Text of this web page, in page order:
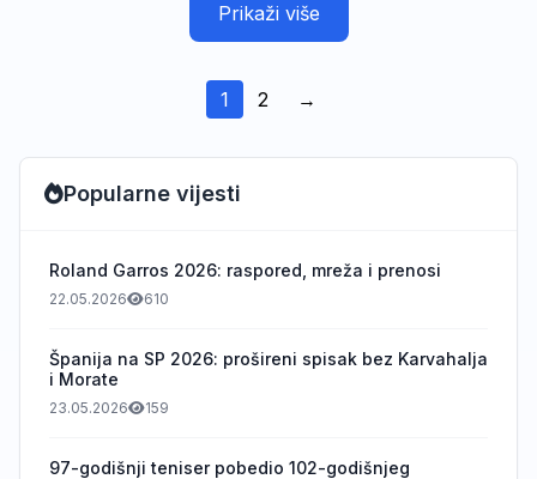
Prikaži više
1 2 →
Popularne vijesti
Roland Garros 2026: raspored, mreža i prenosi
22.05.2026 610
Španija na SP 2026: prošireni spisak bez Karvahalja
i Morate
23.05.2026 159
97-godišnji teniser pobedio 102-godišnjeg